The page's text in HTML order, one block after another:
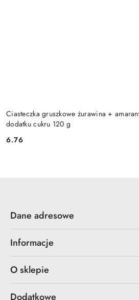
Ciasteczka gruszkowe żurawina +
dodatku cukru 120 g
Cena:
6.76
Dane adresowe
Informacje
O sklepie
Dodatkowe